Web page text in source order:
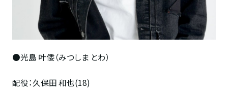
●光島 叶倭（みつしま とわ）
配役：久保田 和也(18)